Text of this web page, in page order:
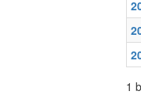
1